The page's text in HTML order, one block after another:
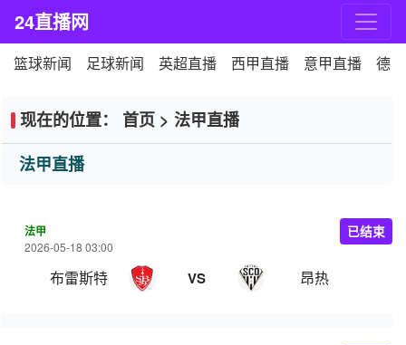
24直播网
篮球新闻 足球新闻 英超直播 西甲直播 意甲直播 德
现在的位置： 首页 > 法甲直播
法甲直播
法甲
2026-05-18 03:00
布雷斯特 VS 昂热
已结束